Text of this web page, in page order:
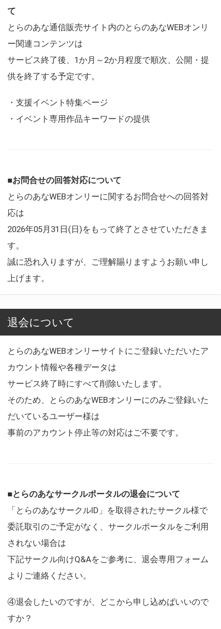
て
とらのあな通信販売サイト内のとらのあなWEBオンリ
ー関連コンテンツは
サービス終了後、1か月～2か月程度で順次、公開・提
供を終了する予定です。
・支援イベント特集ページ
・イベント専用作品キーワードの提供
■お問合せの回答対応について
とらのあなWEBオンリーに関するお問合せへの回答対
応は
2026年05月31日(日)をもって終了とさせていただきま
す。
誠に恐れ入りますが、ご理解賜りますようお願い申し
上げます。
退会について
とらのあなWEBオンリーサイトにご登録いただいたア
カウント情報や各種データは
サービス終了時にすべて削除いたします。
そのため、とらのあなWEBオンリーにのみご登録いた
だいているユーザー様は
事前のアカウント停止等の対応はご不要です。
■とらのあなサークルポータルの退会について
「とらのあなサークルID」を取得されたサークル様で
委託取引のご予定がなく、サークルポータルをご利用
されない場合は
下記サークル向けQ&Aをご参考に、退会専用フォーム
よりご連絡ください。
④退会したいのですが、どこから申し込めばいいので
すか？